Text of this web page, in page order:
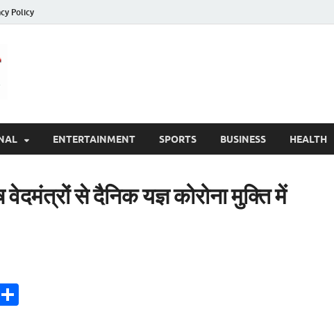
Policy
ENTERTAINMENT SPORTS BUSINESS HEALTH
से दैनिक यज्ञ कोरोना मुक्ति में